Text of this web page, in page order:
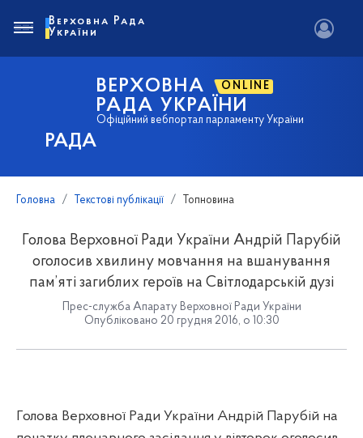
РАДА
ВЕРХОВНА ONLINE
РАДА УКРАЇНИ
Офіційний вебпортал парламенту України
Верховна Рада
України
Головна Текстові публікації Топновина
Голова Верховної Ради України Андрій Парубій
оголосив хвилину мовчання на вшанування
пам’яті загиблих героїв на Світлодарській дузі
Прес-служба Апарату Верховної Ради України
Опубліковано 20 грудня 2016, о 10:30
Голова Верховної Ради України Андрій Парубій на